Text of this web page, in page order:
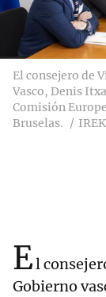
El consejero de
Vasco, Denis
Comisión
Bruselas.
El
Gobierno